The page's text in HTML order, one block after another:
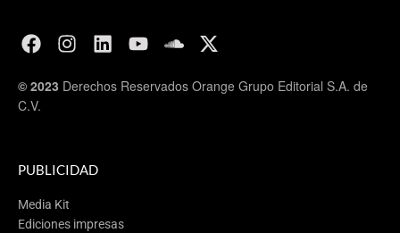
© 2023 Derechos Reservados Orange Grupo Editorial S.A. de
C.V.
PUBLICIDAD
Media Kit
Ediciones impresas